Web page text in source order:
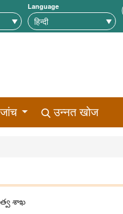
Language
उन्नत खोज